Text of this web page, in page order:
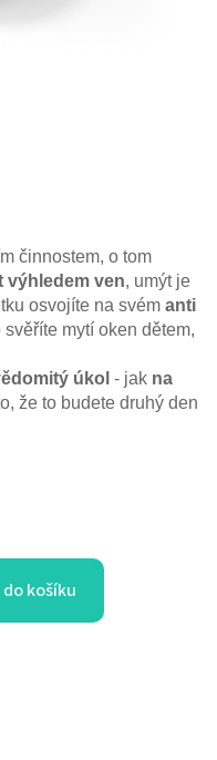
činnostem, o tom
výhledem ven, umýt je
osvojíte na svém anti
svěříte mytí oken dětem,
úkol - jak na
že to budete druhý den
košíku